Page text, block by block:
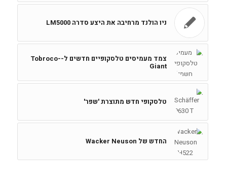
ניו הולנד מרחיבה את היצע סדרה LM5000
צמד מעמיסים טלסקופיים חדשים ל-Tobroco-
Giant
טלסקופי חדש מתוצרת 'שפר'
החדש של Wacker Neuson